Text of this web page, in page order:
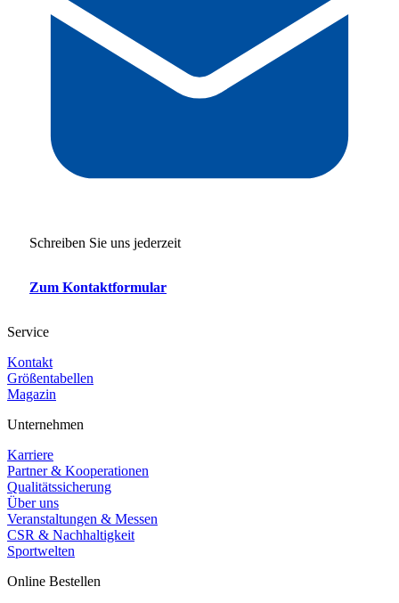
Schreiben Sie uns jederzeit
Zum Kontaktformular
Service
Kontakt
Größentabellen
Magazin
Unternehmen
Karriere
Partner & Kooperationen
Qualitätssicherung
Über uns
Veranstaltungen & Messen
CSR & Nachhaltigkeit
Sportwelten
Online Bestellen